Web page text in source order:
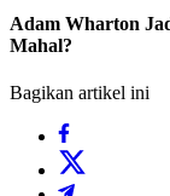
Adam Wharton
Mahal?
Bagikan artikel ini